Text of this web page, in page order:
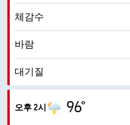
체감수
바람
대기질
최대 자외선 지수
오후 2시 96°